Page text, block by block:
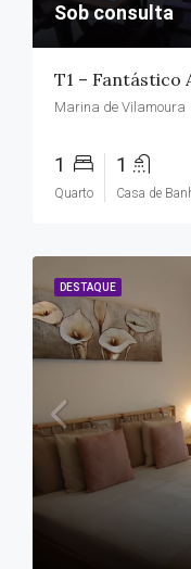
Sob consulta
T1 – Fantástico
Marina de Vilamoura
1
Quarto
1
Casa de
DESTAQUE